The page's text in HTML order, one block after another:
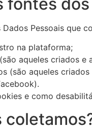
Pessoais que
na plataforma;
aqueles criados
(são aqueles
e como